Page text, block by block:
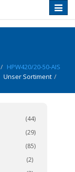
Toggle
HPW420/20-50-AIS
Unser Sortiment
(44)
(29)
(85)
(2)